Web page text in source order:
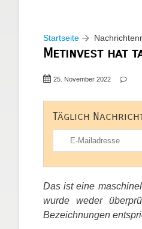
Startseite
Metinvest hat
25. November 2022
Täglich
Das ist eine
wurde weder
Bezeichnungen